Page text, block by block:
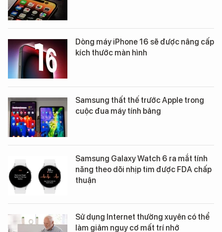
Dòng máy iPhone 16 sẽ được nâng cấp
kích thước màn hình
Samsung thất thế trước Apple trong
cuộc đua máy tính bảng
Samsung Galaxy Watch 6 ra mắt tính
năng theo dõi nhịp tim được FDA chấp
thuận
Sử dụng Internet thường xuyên có thể
làm giảm nguy cơ mất trí nhớ